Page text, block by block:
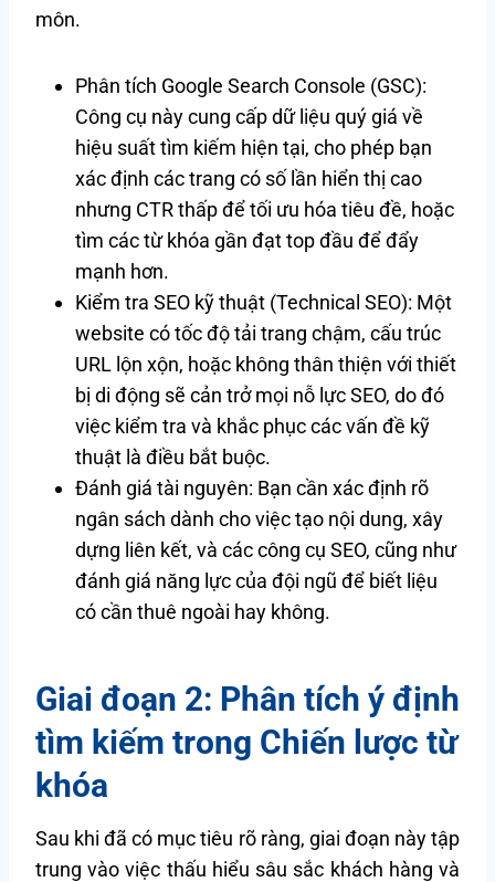
môn.
Phân tích Google Search Console (GSC):
Công cụ này cung cấp dữ liệu quý giá về
hiệu suất tìm kiếm hiện tại, cho phép bạn
xác định các trang có số lần hiển thị cao
nhưng CTR thấp để tối ưu hóa tiêu đề, hoặc
tìm các từ khóa gần đạt top đầu để đẩy
mạnh hơn.
Kiểm tra SEO kỹ thuật (Technical SEO): Một
website có tốc độ tải trang chậm, cấu trúc
URL lộn xộn, hoặc không thân thiện với thiết
bị di động sẽ cản trở mọi nỗ lực SEO, do đó
việc kiểm tra và khắc phục các vấn đề kỹ
thuật là điều bắt buộc.
Đánh giá tài nguyên: Bạn cần xác định rõ
ngân sách dành cho việc tạo nội dung, xây
dựng liên kết, và các công cụ SEO, cũng như
đánh giá năng lực của đội ngũ để biết liệu
có cần thuê ngoài hay không.
Giai đoạn 2: Phân tích ý định
tìm kiếm trong Chiến lược từ
khóa
Sau khi đã có mục tiêu rõ ràng, giai đoạn này tập
trung vào việc thấu hiểu sâu sắc khách hàng và